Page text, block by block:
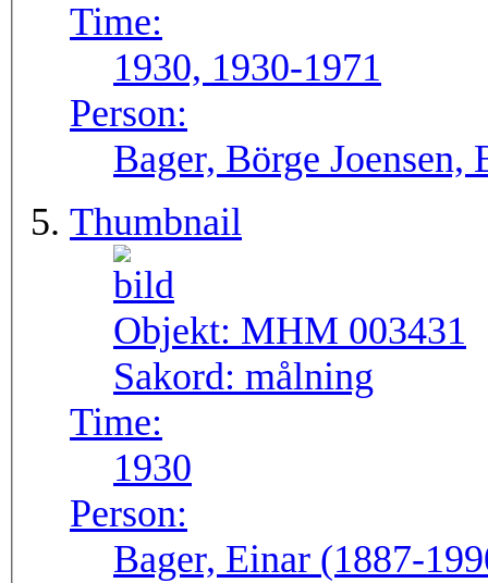
Time:
1930, 1930-1971
Person:
Bager, Börge
Thumbnail
Objekt: MHM 003431
Sakord: målning
Time:
1930
Person:
Bager, Einar (1887-